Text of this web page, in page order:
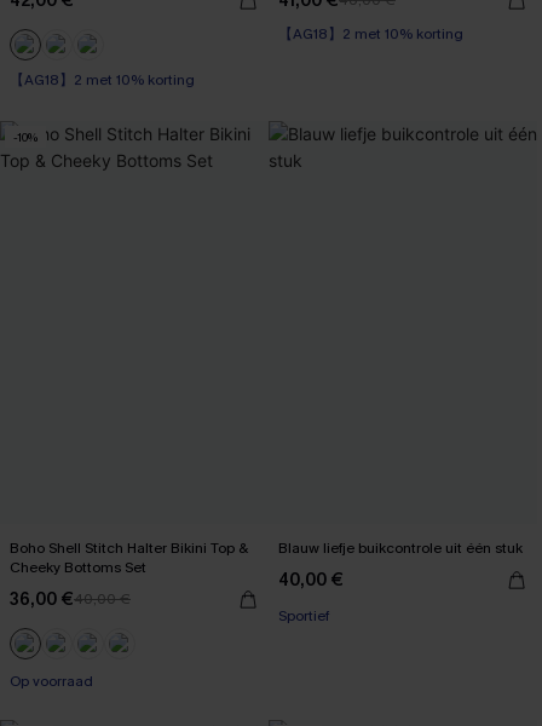
【AG18】2 met 10% korting
Op voorraad
【AG18】2 met 10% korting
Op voorraad
-10%
Boho Shell Stitch Halter Bikini Top &
Cheeky Bottoms Set
36,00 €40,00 €
Op voorraad
Blauw liefje buikcontrole uit één stuk
40,00 €
Sportief